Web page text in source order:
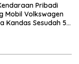
Pribadi
Mobil Volkswagen
Kandas Sesudah 5